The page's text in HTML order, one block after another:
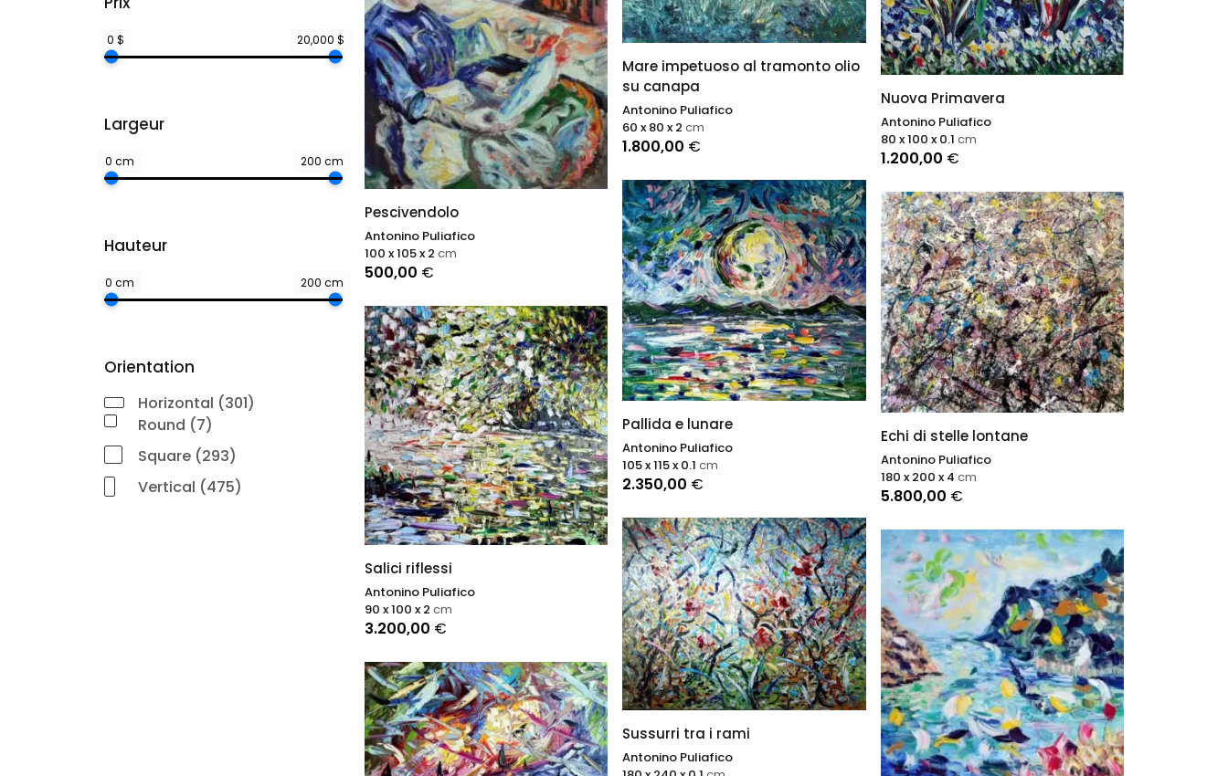
0 $ 20,000 $
Largeur
0 cm 200 cm
Hauteur
0 cm 200 cm
Orientation
Horizontal (301)
Round (7)
Square (293)
Vertical (475)
Pescivendolo
Antonino Puliafico
500,00 €
100 x 105 x 2 cm
Salici riflessi
Antonino Puliafico
3.200,00 €
90 x 100 x 2 cm
Mare impetuoso al tramonto olio
su canapa
Antonino Puliafico
1.800,00 €
60 x 80 x 2cm
Pallida e lunare
Antonino Puliafico
2.350,00 €
105 x 115 x 0.1cm
Sussurri tra i rami
Antonino Puliafico
Nuova Primavera
Antonino Puliafico
1.200,00 €
80 x 100 x 0.1 cm
Echi di stelle lontane
Antonino Puliafico
5.800,00 €
180 x 200 x 4 cm